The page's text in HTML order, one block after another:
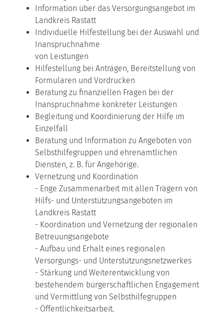
Information über das Versorgungsangebot im
Landkreis Rastatt
Individuelle Hilfestellung bei der Auswahl und
Inanspruchnahme
von Leistungen
Hilfestellung bei Anträgen, Bereitstellung von
Formularen und Vordrucken
Beratung zu finanziellen Fragen bei der
Inanspruchnahme konkreter Leistungen
Begleitung und Koordinierung der Hilfe im
Einzelfall
Beratung und Information zu Angeboten von
Selbsthilfegruppen und ehrenamtlichen
Diensten, z. B. für Angehörige.
Vernetzung und Koordination
- Enge Zusammenarbeit mit allen Trägern von
Hilfs- und Unterstützungsangeboten im
Landkreis Rastatt
- Koordination und Vernetzung der regionalen
Betreuungsangebote
- Aufbau und Erhalt eines regionalen
Versorgungs- und Unterstützungsnetzwerkes
- Stärkung und Weiterentwicklung von
bestehendem bürgerschaftlichen Engagement
und Vermittlung von Selbsthilfegruppen
- Öffentlichkeitsarbeit.